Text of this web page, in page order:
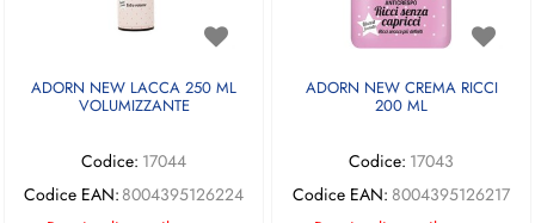
ADORN NEW LACCA 250 ML
VOLUMIZZANTE
Codice: 17044
Codice EAN: 8004395126224
ADORN NEW CREMA RICCI
200 ML
Codice: 17043
Codice EAN: 8004395126217